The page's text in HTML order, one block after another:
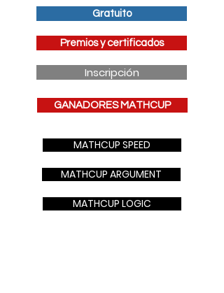
Gratuito
Premios y certificados
Inscripción
MATHCUP SPEED
MATHCUP ARGUMENT
MATHCUP LOGIC
GANADORES MATHCUP